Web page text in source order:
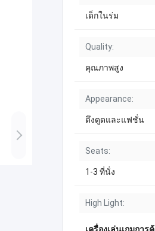
เด็กในร่ม
Quality:
คุณภาพสูง
Appearance:
ดึงดูดและแฟชั่น
Seats:
1-3 ที่นั่ง
High Light:
เครื่องเล่นเกมการ